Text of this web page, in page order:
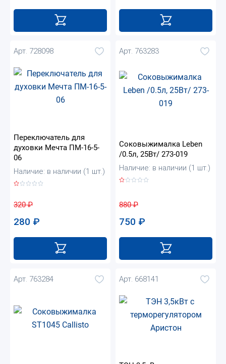
Арт. 728098
Переключатель для
духовки Мечта ПМ-16-5-
06
Наличие: в наличии (1 шт.)
320₽
280 ₽
Арт. 763283
Соковыжималка Leben
/0.5л, 25Вт/ 273-019
Наличие: в наличии (1 шт.)
880₽
750 ₽
Арт. 763284 Арт. 668141